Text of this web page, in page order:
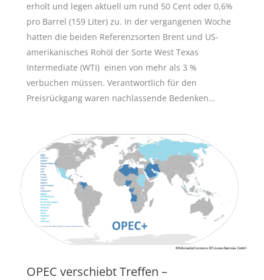
erholt und legen aktuell um rund 50 Cent oder 0,6%
pro Barrel (159 Liter) zu. In der vergangenen Woche
hatten die beiden Referenzsorten Brent und US-
amerikanisches Rohöl der Sorte West Texas
Intermediate (WTI) einen von mehr als 3 %
verbuchen müssen. Verantwortlich für den
Preisrückgang waren nachlassende Bedenken…
OPEC verschiebt Treffen –